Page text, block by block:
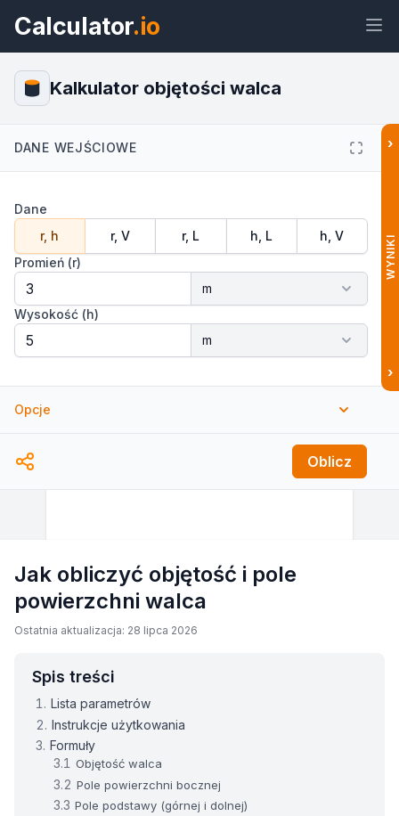
Calculator.io
Wzór, litry i galony Widżet
Kalkulator objętości walca
DANE WEJŚCIOWE
Dane
r, h
r, V r, L h, L
h, V
Promień (r)
Wysokość (h)
Opcje
Oblicz
›
WYNIKI
›
Jak obliczyć objętość i pole
powierzchni walca
Ostatnia aktualizacja: 28 lipca 2026
Spis treści
Lista parametrów
Instrukcje użytkowania
Formuły
Objętość walca
Pole powierzchni bocznej
Pole podstawy (górnej i dolnej)